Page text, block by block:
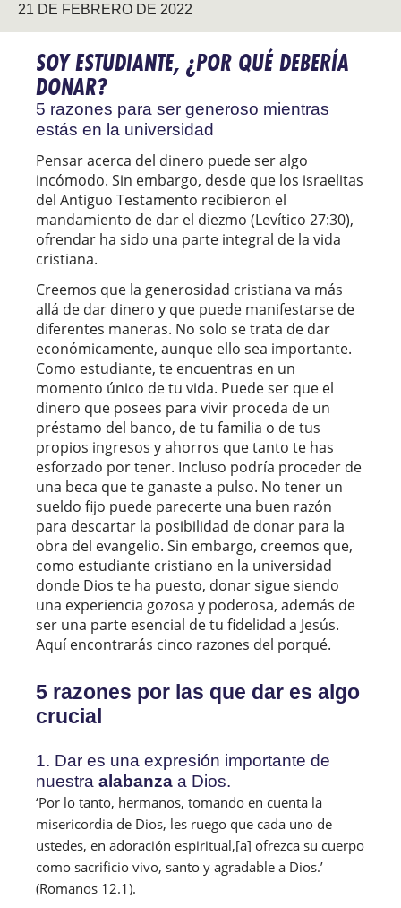
21 DE FEBRERO DE 2022
SOY ESTUDIANTE, ¿POR QUÉ DEBERÍA
DONAR?
5 razones para ser generoso mientras
estás en la universidad
Pensar acerca del dinero puede ser algo
incómodo. Sin embargo, desde que los israelitas
del Antiguo Testamento recibieron el
mandamiento de dar el diezmo (Levítico 27:30),
ofrendar ha sido una parte integral de la vida
cristiana.
Creemos que la generosidad cristiana va más
allá de dar dinero y que puede manifestarse de
diferentes maneras. No solo se trata de dar
económicamente, aunque ello sea importante.
Como estudiante, te encuentras en un
momento único de tu vida. Puede ser que el
dinero que posees para vivir proceda de un
préstamo del banco, de tu familia o de tus
propios ingresos y ahorros que tanto te has
esforzado por tener. Incluso podría proceder de
una beca que te ganaste a pulso. No tener un
sueldo fijo puede parecerte una buen razón
para descartar la posibilidad de donar para la
obra del evangelio. Sin embargo, creemos que,
como estudiante cristiano en la universidad
donde Dios te ha puesto, donar sigue siendo
una experiencia gozosa y poderosa, además de
ser una parte esencial de tu fidelidad a Jesús.
Aquí encontrarás cinco razones del porqué.
5 razones por las que dar es algo
crucial
1. Dar es una expresión importante de
nuestra alabanza a Dios.
‘Por lo tanto, hermanos, tomando en cuenta la
misericordia de Dios, les ruego que cada uno de
ustedes, en adoración espiritual,[a] ofrezca su cuerpo
como sacrificio vivo, santo y agradable a Dios.’
(Romanos 12.1).